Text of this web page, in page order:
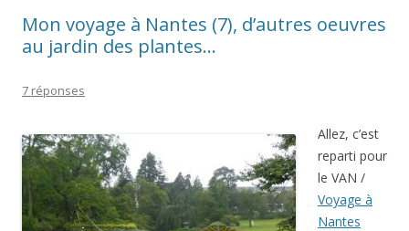
Mon voyage à Nantes (7), d’autres oeuvres
au jardin des plantes…
7 réponses
Allez, c’est
reparti pour
le VAN /
Voyage à
Nantes